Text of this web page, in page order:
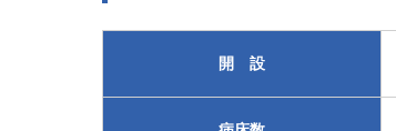
開 設